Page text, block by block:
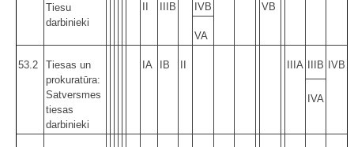
Tiesu
darbinieki
IIIB IVB VB
VA
53.2
Tiesas un
prokuratūra:
Satversmes
tiesas
darbinieki
IA IB IIIA IIIB IVB
IVA